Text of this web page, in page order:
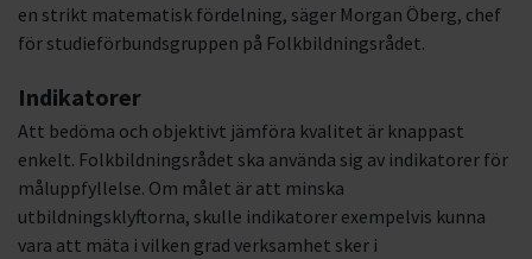
en strikt matematisk fördelning, säger Morgan Öberg, chef
för studieförbundsgruppen på Folkbildningsrådet.
Indikatorer
Att bedöma och objektivt jämföra kvalitet är knappast
enkelt. Folkbildningsrådet ska använda sig av indikatorer för
måluppfyllelse. Om målet är att minska
utbildningsklyftorna, skulle indikatorer exempelvis kunna
vara att mäta i vilken grad verksamhet sker i